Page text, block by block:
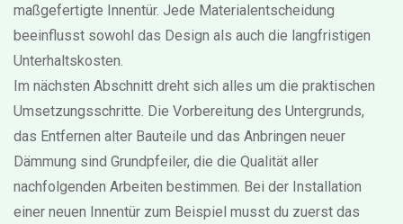
maßgefertigte Innentür. Jede Materialentscheidung
beeinflusst sowohl das Design als auch die langfristigen
Unterhaltskosten.
Im nächsten Abschnitt dreht sich alles um die praktischen
Umsetzungsschritte. Die Vorbereitung des Untergrunds,
das Entfernen alter Bauteile und das Anbringen neuer
Dämmung sind Grundpfeiler, die die Qualität aller
nachfolgenden Arbeiten bestimmen. Bei der Installation
einer neuen Innentür zum Beispiel musst du zuerst das